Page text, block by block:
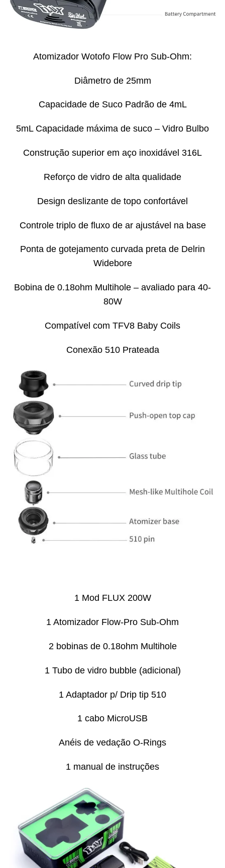
Atomizador Wotofo Flow Pro Sub-Ohm:
Diâmetro de 25mm
Capacidade de Suco Padrão de 4mL
5mL Capacidade máxima de suco – Vidro Bulbo
Construção superior em aço inoxidável 316L
Reforço de vidro de alta qualidade
Design deslizante de topo confortável
Controle triplo de fluxo de ar ajustável na base
Ponta de gotejamento curvada preta de Delrin
Widebore
Bobina de 0.18ohm Multihole – avaliado para 40-
80W
Compatível com TFV8 Baby Coils
Conexão 510 Prateada
1 Mod FLUX 200W
1 Atomizador Flow-Pro Sub-Ohm
2 bobinas de 0.18ohm Multihole
1 Tubo de vidro bubble (adicional)
1 Adaptador p/ Drip tip 510
1 cabo MicroUSB
Anéis de vedação O-Rings
1 manual de instruções